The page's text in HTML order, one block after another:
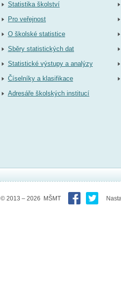
Statistika školství
Pro veřejnost
O školské statistice
Sběry statistických dat
Statistické výstupy a analýzy
Číselníky a klasifikace
Adresáře školských institucí
© 2013 – 2026 MŠMT